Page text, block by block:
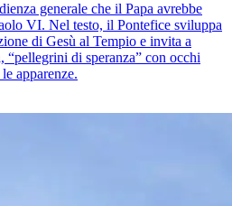
generale che il Papa avrebbe
VI. Nel testo, il Pontefice sviluppa
di Gesù al Tempio e invita a
“pellegrini di speranza” con occhi
apparenze.